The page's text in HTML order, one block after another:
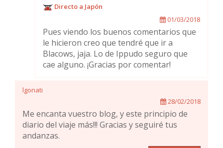
Directo a Japón
01/03/2018
Pues viendo los buenos comentarios que
le hicieron creo que tendré que ir a
Blacows, jaja. Lo de Ippudo seguro que
cae alguno. ¡Gracias por comentar!
lgonati
28/02/2018
Me encanta vuestro blog, y este principio de
diario del viaje más!!! Gracias y seguiré tus
andanzas.